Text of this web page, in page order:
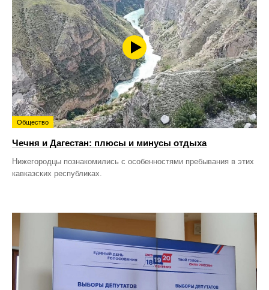
Общество
Чечня и Дагестан: плюсы и минусы отдыха
Нижегородцы познакомились с особенностями пребывания в этих
кавказских республиках.